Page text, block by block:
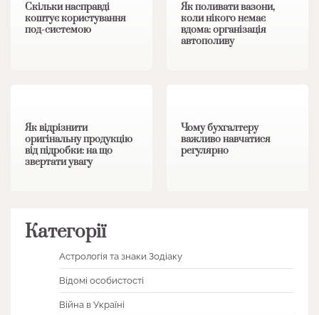
Скільки насправді
коштує користування
под-системою
Як поливати вазони,
коли нікого немає
вдома: організація
автополиву
Як відрізнити
оригінальну продукцію
від підробки: на що
звертати увагу
Чому бухгалтеру
важливо навчатися
регулярно
Категорії
Астрологія та знаки Зодіаку
Відомі особистості
Війна в Україні